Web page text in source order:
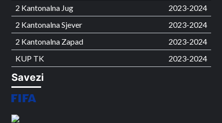
2 Kantonalna Jug
2023-2024
2 Kantonalna Sjever
2023-2024
2 Kantonalna Zapad
2023-2024
KUP TK
2023-2024
Savezi